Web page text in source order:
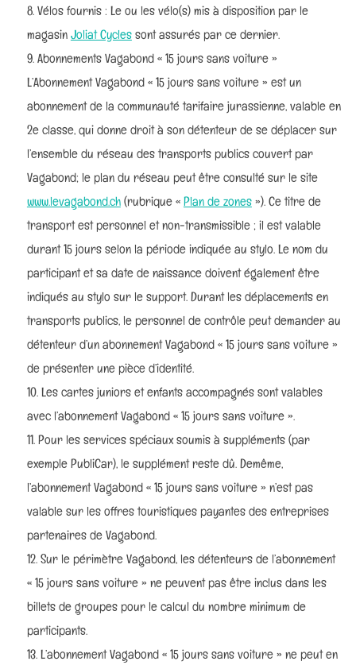
Vélos fournis : Le ou les vélo(s) mis à disposition par le
magasin Joliat Cyclessont assurés par ce dernier.
Abonnements Vagabond « 15 jours sans voiture »
L’Abonnement Vagabond « 15 jours sans voiture » est un
abonnement de la communauté tarifaire jurassienne, valable en
2e classe, qui donne droit à son détenteur de se déplacer sur
l’ensemble du réseau des transports publics couvert par
Vagabond; le plan du réseau peut être consulté sur le site
www.levagabond.ch(rubrique « Plan de zones»). Ce titre de
transport est personnel et non-transmissible ; il est valable
durant 15 jours selon la période indiquée au stylo. Le nom du
participant et sa date de naissance doivent également être
indiqués au stylo sur le support. Durant les déplacements en
transports publics, le personnel de contrôle peut demander au
détenteur d’un abonnement Vagabond « 15 jours sans voiture »
de présenter une pièce d’identité.
Les cartes juniors et enfants accompagnés sont valables
avec l’abonnement Vagabond « 15 jours sans voiture ».
Pour les services spéciaux soumis à suppléments (par
exemple PubliCar), le supplément reste dû. Demême,
l’abonnement Vagabond « 15 jours sans voiture » n’est pas
valable sur les offres touristiques payantes des entreprises
partenaires de Vagabond.
Sur le périmètre Vagabond, les détenteurs de l’abonnement
« 15 jours sans voiture » ne peuvent pas être inclus dans les
billets de groupes pour le calcul du nombre minimum de
participants.
L’abonnement Vagabond « 15 jours sans voiture » ne peut en